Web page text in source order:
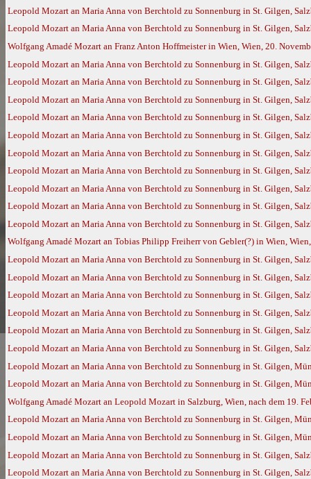
Leopold Mozart an Maria Anna von Berchtold zu Sonnenburg in St. Gilgen,
Leopold Mozart an Maria Anna von Berchtold zu Sonnenburg in St. Gilgen,
Wolfgang Amadé Mozart an Franz Anton Hoffmeister in Wien, Wien, 20.
Leopold Mozart an Maria Anna von Berchtold zu Sonnenburg in St. Gilgen,
Leopold Mozart an Maria Anna von Berchtold zu Sonnenburg in St. Gilgen,
Leopold Mozart an Maria Anna von Berchtold zu Sonnenburg in St. Gilgen,
Leopold Mozart an Maria Anna von Berchtold zu Sonnenburg in St. Gilgen,
Leopold Mozart an Maria Anna von Berchtold zu Sonnenburg in St. Gilgen,
Leopold Mozart an Maria Anna von Berchtold zu Sonnenburg in St. Gilgen,
Leopold Mozart an Maria Anna von Berchtold zu Sonnenburg in St. Gilgen,
Leopold Mozart an Maria Anna von Berchtold zu Sonnenburg in St. Gilgen,
Leopold Mozart an Maria Anna von Berchtold zu Sonnenburg in St. Gilgen,
Leopold Mozart an Maria Anna von Berchtold zu Sonnenburg in St. Gilgen,
Wolfgang Amadé Mozart an Tobias Philipp Freiherr von Gebler(?) in Wien,
Leopold Mozart an Maria Anna von Berchtold zu Sonnenburg in St. Gilgen,
Leopold Mozart an Maria Anna von Berchtold zu Sonnenburg in St. Gilgen,
Leopold Mozart an Maria Anna von Berchtold zu Sonnenburg in St. Gilgen,
Leopold Mozart an Maria Anna von Berchtold zu Sonnenburg in St. Gilgen,
Leopold Mozart an Maria Anna von Berchtold zu Sonnenburg in St. Gilgen,
Leopold Mozart an Maria Anna von Berchtold zu Sonnenburg in St. Gilgen,
Leopold Mozart an Maria Anna von Berchtold zu Sonnenburg in St. Gilgen,
Leopold Mozart an Maria Anna von Berchtold zu Sonnenburg in St. Gilgen,
Wolfgang Amadé Mozart an Leopold Mozart in Salzburg, Wien, nach dem 19.
Leopold Mozart an Maria Anna von Berchtold zu Sonnenburg in St. Gilgen,
Leopold Mozart an Maria Anna von Berchtold zu Sonnenburg in St. Gilgen,
Leopold Mozart an Maria Anna von Berchtold zu Sonnenburg in St. Gilgen,
Leopold Mozart an Maria Anna von Berchtold zu Sonnenburg in St. Gilgen,